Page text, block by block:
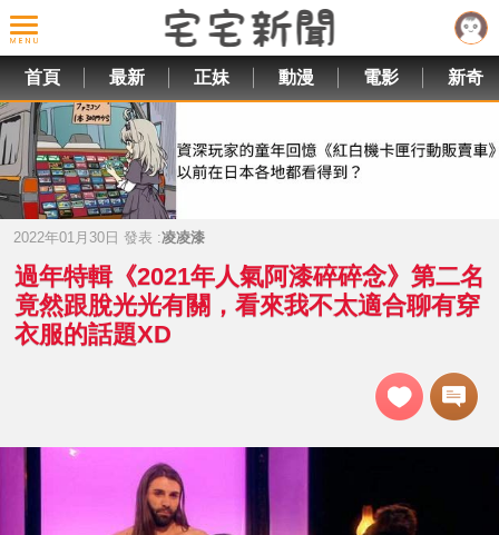
首頁 最新 正妹 動漫 電影 新奇
2022年01月30日 發表 :凌凌漆
過年特輯《2021年人氣阿漆碎碎念》第二名
竟然跟脫光光有關，看來我不太適合聊有穿
衣服的話題XD